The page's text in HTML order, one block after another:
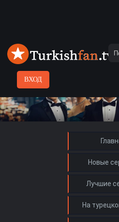
ВХОД
Новые
Лучшие
На